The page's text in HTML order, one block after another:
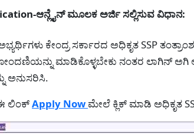
ಆನ್ಲೈನ್ ಮೂಲಕ ಅರ್ಜಿ ಸಲ್ಲಿಸುವ ವಿಧಾನ:
ಕೇಂದ್ರ ಸರ್ಕಾರದ ಅಧಿಕೃತ SSP
ಮಾಡಿಕೊಳ್ಳಬೇಕು ನಂತರ ಲಾಗಿನ್ ಅಗಿ
ಅನುಸರಿಸಿ.
ಲಿಂಕ್Apply Now ಮೇಲೆ ಕ್ಲಿಕ್ ಮಾಡಿ ಅಧಿಕೃತ